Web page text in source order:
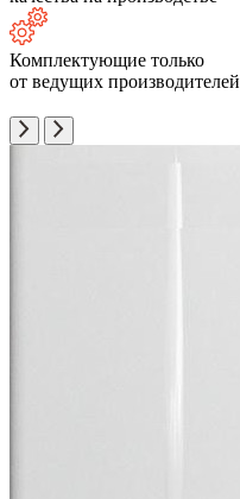
Комплектующие только
от ведущих производителей